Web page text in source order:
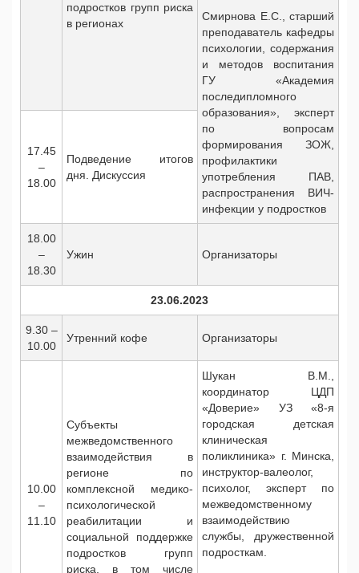
подростков групп риска
в регионах
Смирнова Е.С., старший
преподаватель кафедры
психологии, содержания
и методов воспитания
ГУ «Академия
последипломного
образования», эксперт
по вопросам
формирования ЗОЖ,
профилактики
употребления ПАВ,
распространения ВИЧ-
инфекции у подростков
17.45
–
18.00
Подведение итогов
дня. Дискуссия
18.00
–
18.30
Ужин Организаторы
23.06.2023
9.30 –
10.00
Утренний кофе Организаторы
10.00
–
11.10
Субъекты
межведомственного
взаимодействия в
регионе по
комплексной медико-
психологической
реабилитации и
социальной поддержке
подростков групп
риска, в том числе
Шукан В.М.,
координатор ЦДП
«Доверие» УЗ «8-я
городская детская
клиническая
поликлиника» г. Минска,
инструктор-валеолог,
психолог, эксперт по
межведомственному
взаимодействию
службы, дружественной
подросткам.